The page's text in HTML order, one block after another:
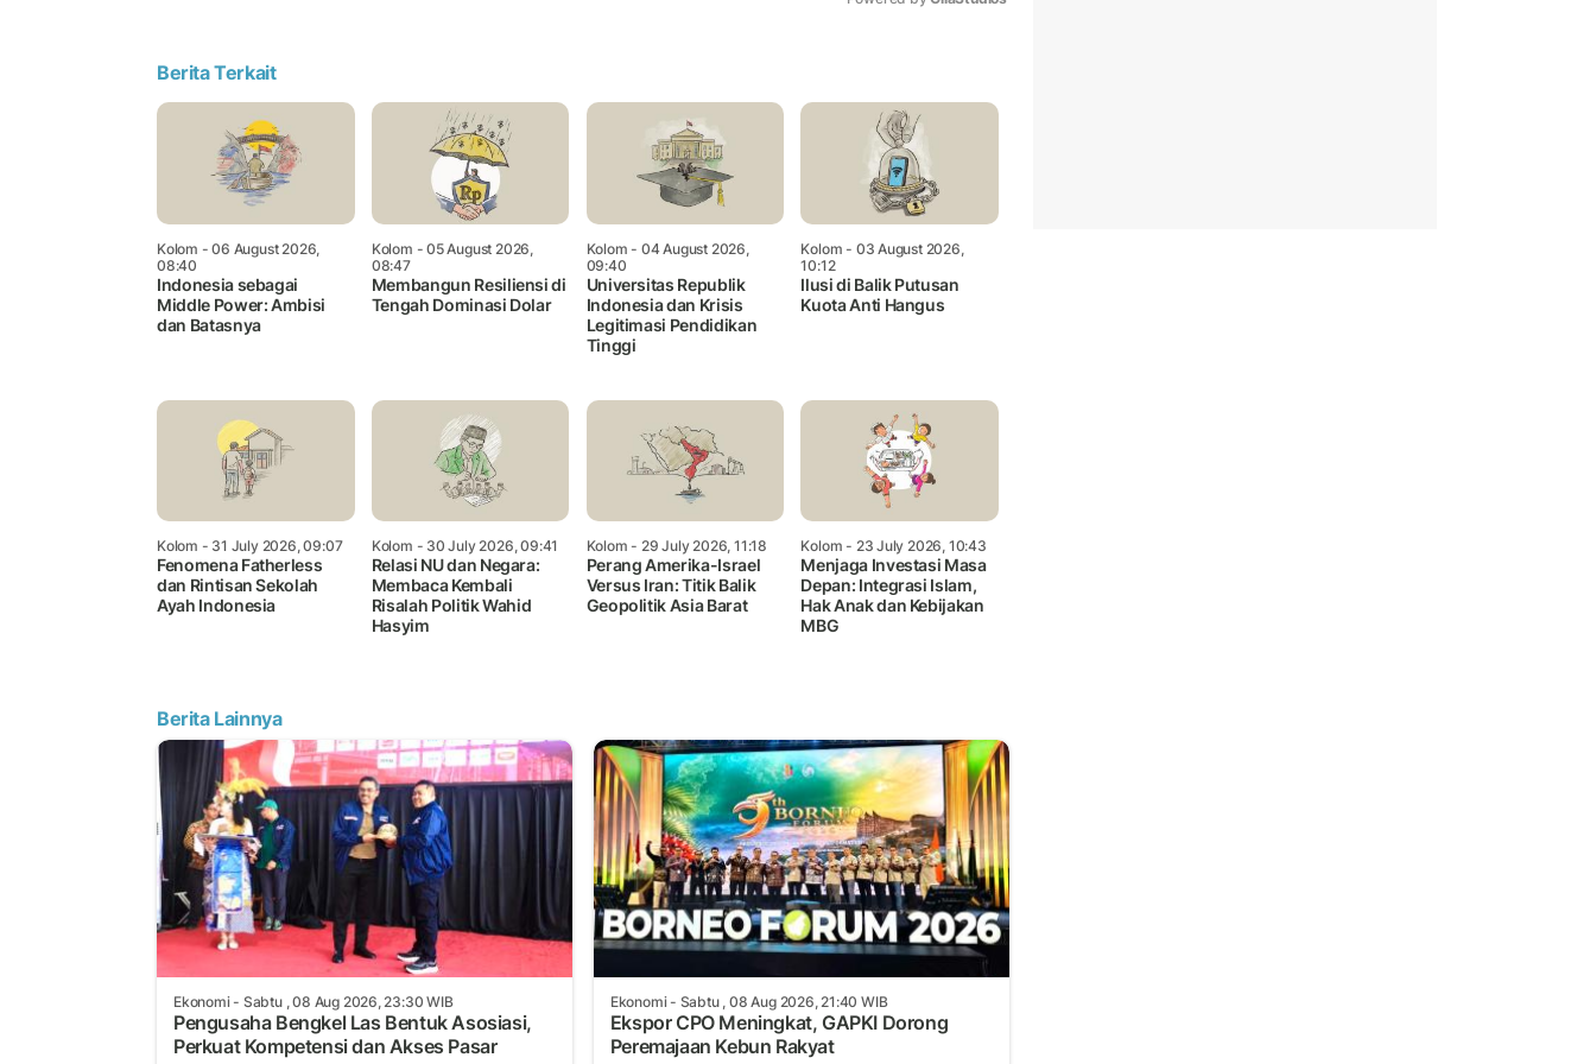
Berita Terkait
Kolom - 06 August 2026,
08:40
Indonesia sebagai
Middle Power: Ambisi
dan Batasnya
Kolom - 05 August 2026,
08:47
Membangun Resiliensi di
Tengah Dominasi Dolar
Kolom - 04 August 2026,
09:40
Universitas Republik
Indonesia dan Krisis
Legitimasi Pendidikan
Tinggi
Kolom - 03 August 2026,
10:12
Ilusi di Balik Putusan
Kuota Anti Hangus
Kolom - 31 July 2026, 09:07
Fenomena Fatherless
dan Rintisan Sekolah
Ayah Indonesia
Kolom - 30 July 2026, 09:41
Relasi NU dan Negara:
Membaca Kembali
Risalah Politik Wahid
Hasyim
Kolom - 29 July 2026, 11:18
Perang Amerika-Israel
Versus Iran: Titik Balik
Geopolitik Asia Barat
Kolom - 23 July 2026, 10:43
Menjaga Investasi Masa
Depan: Integrasi Islam,
Hak Anak dan Kebijakan
MBG
Berita Lainnya
Ekonomi- Sabtu , 08 Aug 2026, 23:30 WIB
Pengusaha Bengkel Las Bentuk Asosiasi,
Perkuat Kompetensi dan Akses Pasar
Ekonomi- Sabtu , 08 Aug 2026, 21:40 WIB
Ekspor CPO Meningkat, GAPKI Dorong
Peremajaan Kebun Rakyat